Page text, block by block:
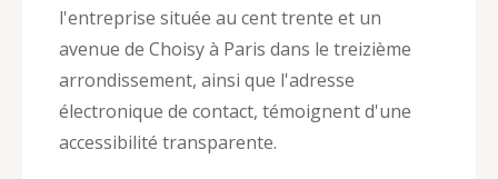
l'entreprise située au cent trente et un
avenue de Choisy à Paris dans le treizième
arrondissement, ainsi que l'adresse
électronique de contact, témoignent d'une
accessibilité transparente.